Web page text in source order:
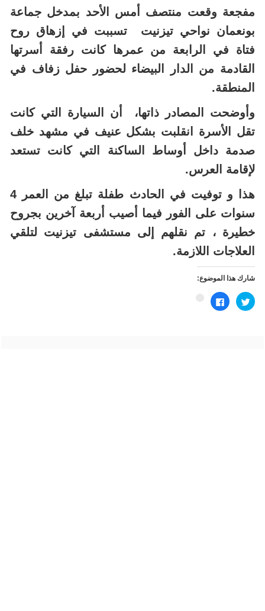
مفجعة وقعت منتصف أمس الأحد بمدخل جماعة
بونعمان نواحي تيزنيت تسببت في إزهاق روح
فتاة في الرابعة من عمرها كانت رفقة أسرتها
القادمة من الدار البيضاء لحضور حفل زفاف في
المنطقة.
وأوضحت المصادر ذاتها، أن السيارة التي كانت
تقل الأسرة انقلبت بشكل عنيف في مشهد خلف
صدمة داخل أوساط الساكنة التي كانت تستعد
لإقامة العرس.
هذا و توفيت في الحادث طفلة تبلغ من العمر 4
سنوات على الفور فيما أصيب أربعة آخرين بجروح
خطيرة ، تم نقلهم إلى مستشفى تيزنيت لتلقي
العلاجات اللازمة.
شارك هذا الموضوع:
اضغط
للمشاركة
على
انقر
للمشاركة
على